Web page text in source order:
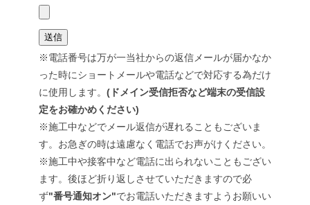
※電話番号は万が一当社からの返信メールが届かなか
った時にショートメールや電話などで対応する為だけ
に使用します。 (ドメイン受信拒否など端末の受信設
定をお確かめください)
※施工中などでメール返信が遅れることもございま
す。お急ぎの時は遠慮なく電話でお声がけください。
※施工中や接客中など電話に出られないこともござい
ます。後ほど折り返しさせていただきますので必
ず"番号通知オン"でお電話いただきますようお願いい